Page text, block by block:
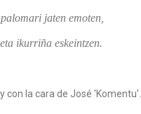
jaten emoten,
ikurriña eskeintzen.
con la cara de José 'Komentu'.